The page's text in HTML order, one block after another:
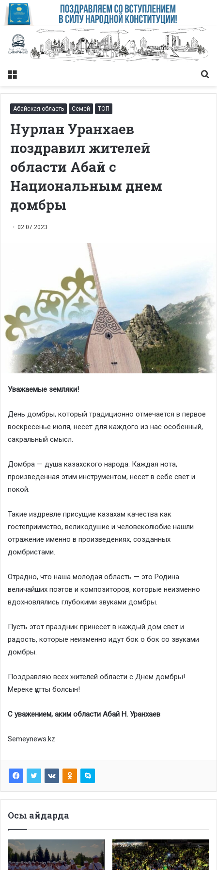
Меню
Абайская область Семей ТОП
Нурлан Уранхаев
поздравил жителей
области Абай с
Национальным днем
домбры
02.07.2023
Уважаемые земляки!
День домбры, который традиционно отмечается в первое
воскресенье июля, несет для каждого из нас особенный,
сакральный смысл.
Домбра — душа казахского народа. Каждая нота,
произведенная этим инструментом, несет в себе свет и
покой.
Такие издревле присущие казахам качества как
гостеприимство, великодушие и человеколюбие нашли
отражение именно в произведениях, созданных
домбристами.
Отрадно, что наша молодая область — это Родина
величайших поэтов и композиторов, которые неизменно
вдохновлялись глубокими звуками домбры.
Пусть этот праздник принесет в каждый дом свет и
радость, которые неизменно идут бок о бок со звуками
домбры.
Поздравляю всех жителей области с Днем домбры!
Мереке құтты болсын!
С уважением, аким области Абай Н. Уранхаев
Semeynews.kz
Осы айдарда